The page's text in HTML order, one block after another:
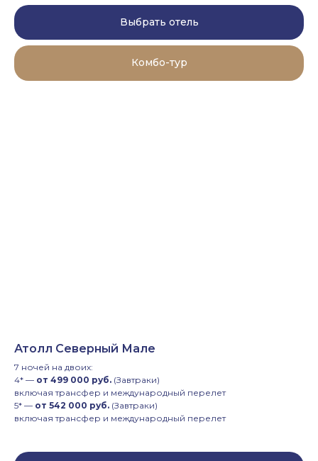
Выбрать отель
Комбо-тур
Атолл Северный Мале
7 ночей на двоих:
4* — от 499 000 руб. (Завтраки)
включая трансфер и международный перелет
5* — от 542 000 руб. (Завтраки)
включая трансфер и международный перелет